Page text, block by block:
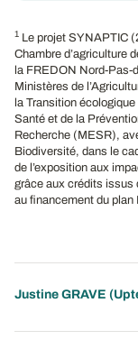
1 Le projet SYNAPTIC
Chambre d’agriculture
la FREDON Nord-Pas-
Ministères de
la Transition
Santé et de la
Recherche (MESR),
Biodiversité, dans le
de l’exposition aux
grâce aux crédits issus
au financement du plan
Justine GRAVE